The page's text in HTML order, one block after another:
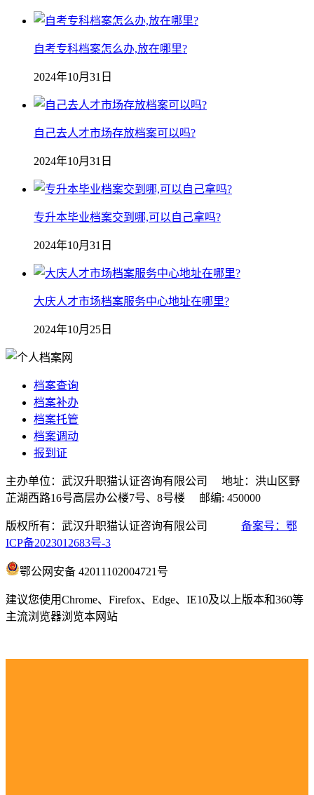
自考专科档案怎么办,放在哪里?
2024年10月31日
自己去人才市场存放档案可以吗?
2024年10月31日
专升本毕业档案交到哪,可以自己拿吗?
2024年10月31日
大庆人才市场档案服务中心地址在哪里?
2024年10月25日
档案查询
档案补办
档案托管
档案调动
报到证
主办单位：武汉升职猫认证咨询有限公司 地址：洪山区野
芷湖西路16号高层办公楼7号、8号楼 邮编: 450000
版权所有：武汉升职猫认证咨询有限公司 备案号：鄂
ICP备2023012683号-3
鄂公网安备 42011102004721号
建议您使用Chrome、Firefox、Edge、IE10及以上版本和360等
主流浏览器浏览本网站